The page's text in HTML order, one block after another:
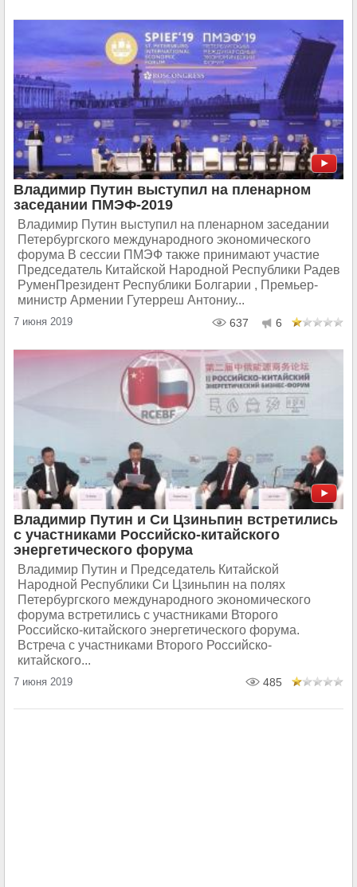
Владимир Путин выступил на пленарном
заседании ПМЭФ-2019
Владимир Путин выступил на пленарном заседании
Петербургского международного экономического
форума В сессии ПМЭФ также принимают участие
Председатель Китайской Народной Республики Радев
РуменПрезидент Республики Болгарии , Премьер-
министр Армении Гутерреш Антониу...
7 июня 2019 637 6
Владимир Путин и Си Цзиньпин встретились
с участниками Российско-китайского
энергетического форума
Владимир Путин и Председатель Китайской
Народной Республики Си Цзиньпин на полях
Петербургского международного экономического
форума встретились с участниками Второго
Российско-китайского энергетического форума.
Встреча с участниками Второго Российско-
китайского...
7 июня 2019 485